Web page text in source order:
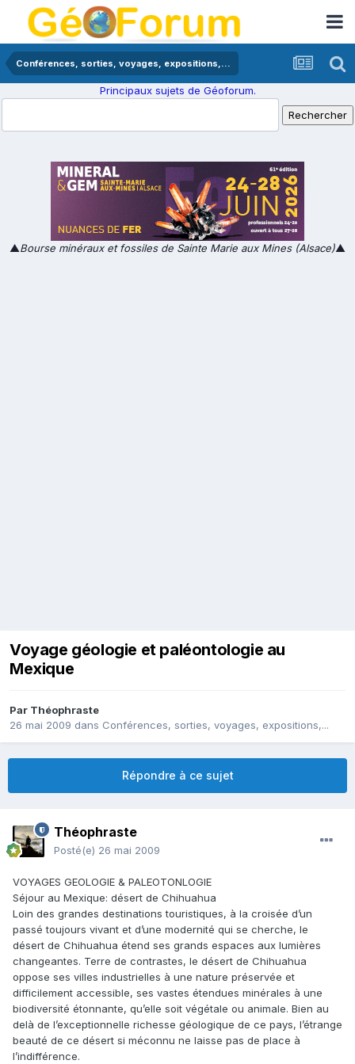
Conférences, sorties, voyages, expositions,...
Principaux sujets de Géoforum.
▲Bourse minéraux et fossiles de Sainte Marie aux Mines (Alsace)▲
Voyage géologie et paléontologie au
Mexique
Par Théophraste
26 mai 2009 dans Conférences, sorties, voyages, expositions,...
Répondre à ce sujet
Théophraste
Posté(e) 26 mai 2009
VOYAGES GEOLOGIE & PALEOTONLOGIE
Séjour au Mexique: désert de Chihuahua
Loin des grandes destinations touristiques, à la croisée d’un
passé toujours vivant et d’une modernité qui se cherche, le
désert de Chihuahua étend ses grands espaces aux lumières
changeantes. Terre de contrastes, le désert de Chihuahua
oppose ses villes industrielles à une nature préservée et
difficilement accessible, ses vastes étendues minérales à une
biodiversité étonnante, qu’elle soit végétale ou animale. Bien au
delà de l’exceptionnelle richesse géologique de ce pays, l’étrange
beauté de ce désert si méconnu ne laisse pas de place à
l’indifférence.